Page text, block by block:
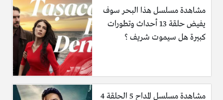
مشاهدة مسلسل هذا البحر سوف
يفيض حلقة 13 أحداث وتطورات
كبيرة هل سيموت شريف ؟
مشاهدة مسلسل المداح 5 الحلقة 4